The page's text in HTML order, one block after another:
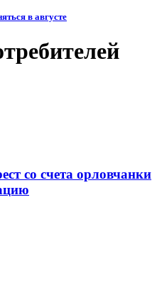
в августе
со счета орловчанки